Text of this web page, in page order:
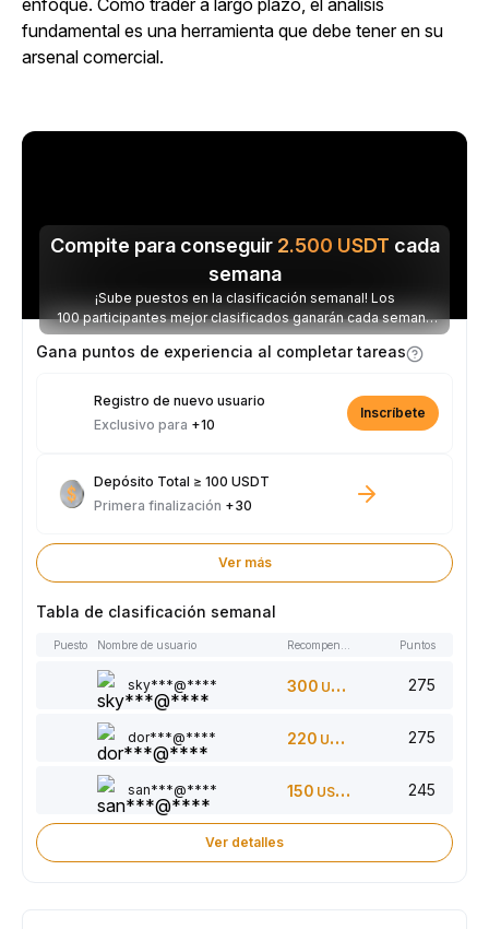
enfoque. Como trader a largo plazo, el análisis
fundamental es una herramienta que debe tener en su
arsenal comercial.
Compite para conseguir 2.500 USDT cada
semana
¡Sube puestos en la clasificación semanal! Los
100 participantes mejor clasificados ganarán cada semana
parte de los 2.500 USDT disponibles.
Gana puntos de experiencia al completar tareas
Registro de nuevo usuario
Exclusivo para +10
Inscríbete
Depósito Total ≥ 100 USDT
Primera finalización +30
Ver más
Tabla de clasificación semanal
Puesto Nombre de usuario Puntos
sky***@**** 300 USDT 275
dor***@**** 220 USDT 275
san***@**** 150 USDT 245
Ver detalles